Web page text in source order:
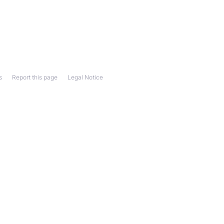
Legal Notice
Report this page